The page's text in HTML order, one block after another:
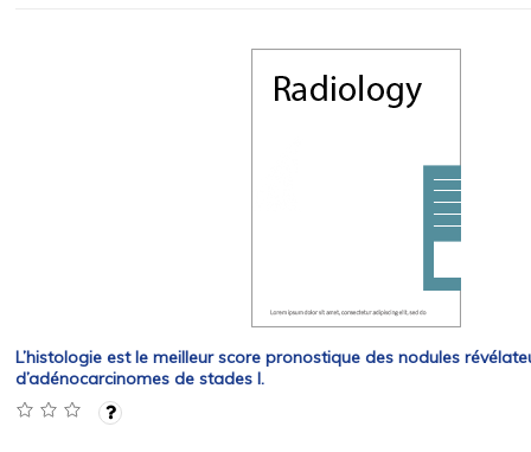
L’histologie est le meilleur score pronostique des nodules
d’adénocarcinomes de stades I.